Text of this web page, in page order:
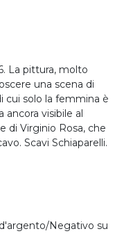
La pittura, molto
una scena di
cui solo la femmina è
ancora visibile al
di Virginio Rosa, che
Scavi Schiaparelli.
Negativo su